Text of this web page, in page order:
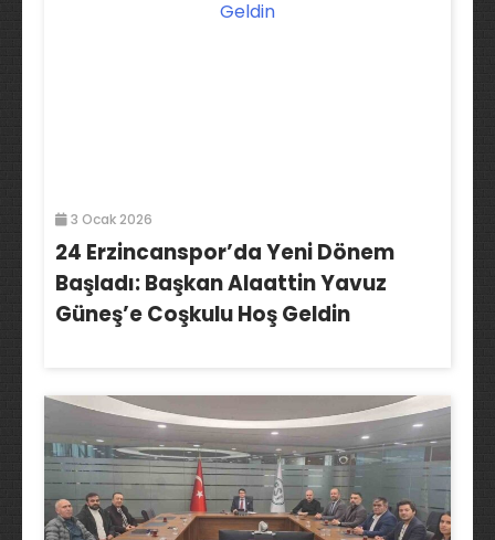
3 Ocak 2026
24 Erzincanspor’da Yeni Dönem
Başladı: Başkan Alaattin Yavuz
Güneş’e Coşkulu Hoş Geldin